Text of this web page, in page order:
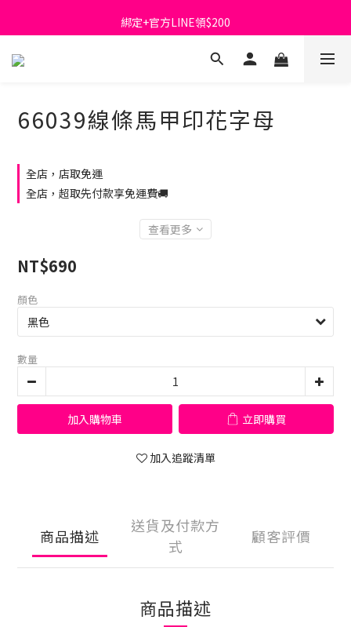
首購免運費🚚
綁定+官方LINE領$200
出清特價_買一送一
66039線條馬甲印花字母
全店，店取免運
全店，超取先付款享免運費🚚
查看更多
NT$690
顏色
數量
加入購物車 立即購買
加入追蹤清單
商品描述
送貨及付款方
式
顧客評價
商品描述